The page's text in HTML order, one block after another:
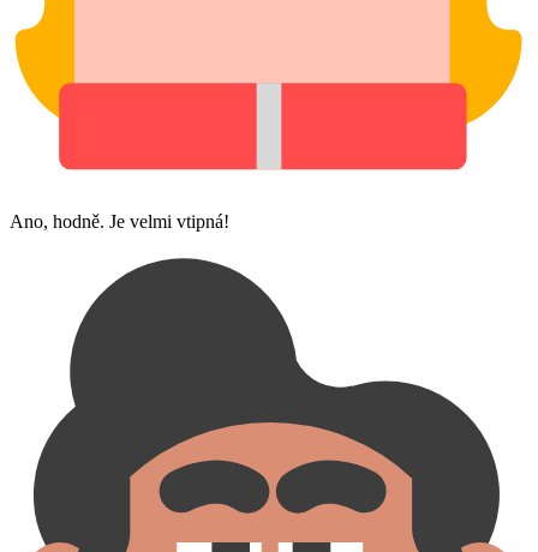
Ano, hodně. Je velmi vtipná!